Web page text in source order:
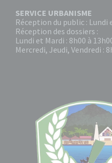
SERVICE URBANISME
Réception du public : Lundi
Réception des dossiers :
Lundi et Mardi : 8h00 à
Mercredi, Jeudi, Vendredi :